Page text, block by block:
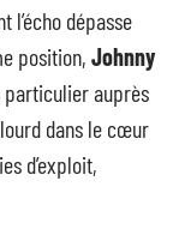
l’écho dépasse
position, Johnny
auprès
dans le cœur
d’exploit,